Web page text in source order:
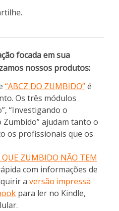
focada em sua
nossos produtos:
“ABCZ DO ZUMBIDO”é
Os três módulos
“Investigando o
Zumbido” ajudam tanto o
os profissionais que os
QUE ZUMBIDO NÃO TEM
com informações de
a versão impressa
para ler no Kindle,